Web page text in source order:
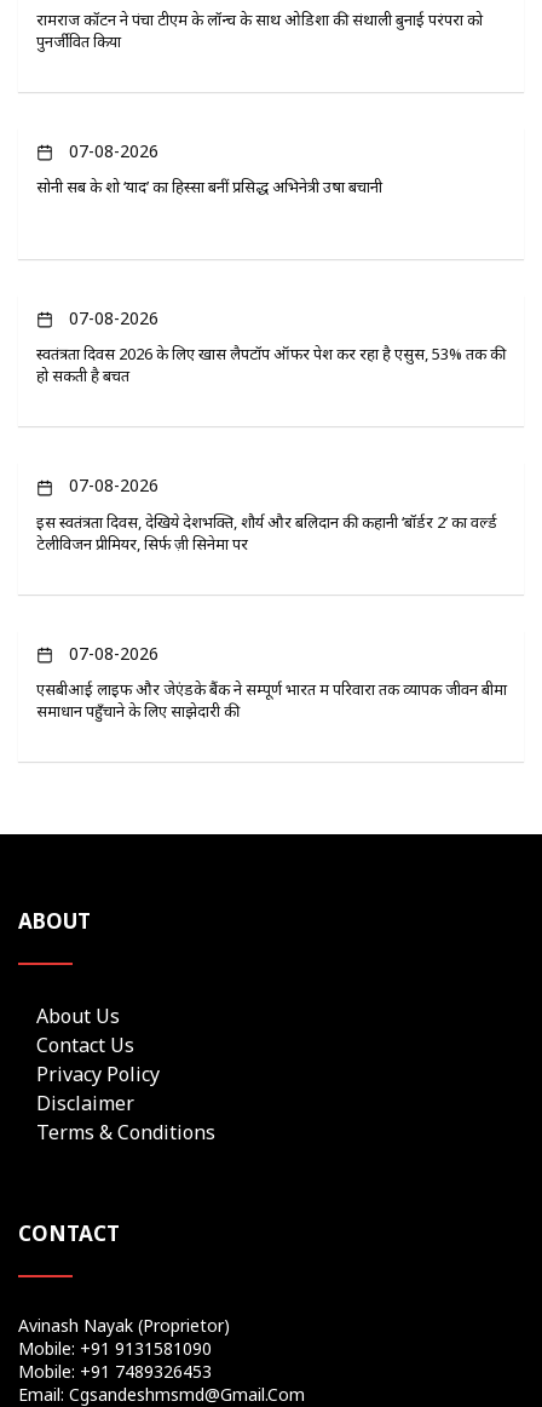
रामराज कॉटन ने पंचा टीएम के लॉन्च के साथ ओडिशा की संथाली बुनाई परंपरा को
पुनर्जीवित किया
07-08-2026
सोनी सब के शो ‘यादें’ का हिस्सा बनीं प्रसिद्ध अभिनेत्री उषा बचानी
07-08-2026
स्वतंत्रता दिवस 2026 के लिए खास लैपटॉप ऑफर पेश कर रहा है एसुस, 53% तक की
हो सकती है बचत
07-08-2026
इस स्वतंत्रता दिवस, देखिये देशभक्ति, शौर्य और बलिदान की कहानी ‘बॉर्डर 2’ का वर्ल्ड
टेलीविजन प्रीमियर, सिर्फ ज़ी सिनेमा पर
07-08-2026
एसबीआई लाइफ और जेएंडके बैंक ने सम्पूर्ण भारत में परिवारों तक व्यापक जीवन बीमा
समाधान पहुँचाने के लिए साझेदारी की
ABOUT
About Us
Contact Us
Privacy Policy
Disclaimer
Terms & Conditions
CONTACT
Avinash Nayak (Proprietor)
Mobile: +91 9131581090
Mobile: +91 7489326453
Email: Cgsandeshmsmd@gmail.com